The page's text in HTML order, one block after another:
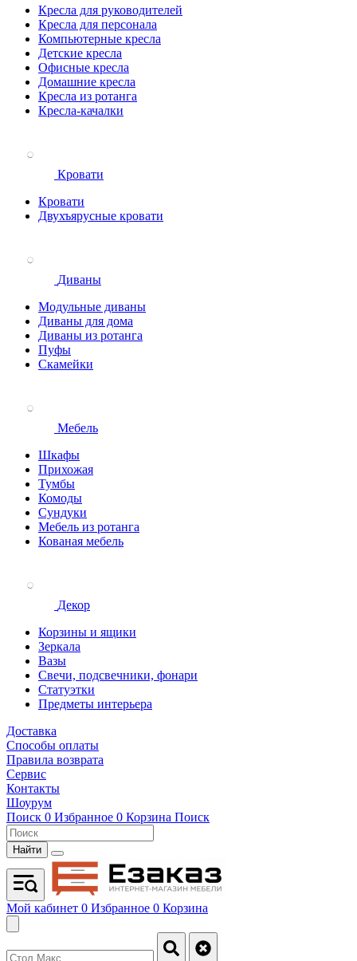
Кресла для руководителей
Кресла для персонала
Компьютерные кресла
Детские кресла
Офисные кресла
Домашние кресла
Кресла из ротанга
Кресла-качалки
Кровати
Кровати
Двухъярусные кровати
Диваны
Модульные диваны
Диваны для дома
Диваны из ротанга
Пуфы
Скамейки
Мебель
Шкафы
Прихожая
Тумбы
Комоды
Сундуки
Мебель из ротанга
Кованая мебель
Декор
Корзины и ящики
Зеркала
Вазы
Свечи, подсвечники, фонари
Статуэтки
Предметы интерьера
Доставка
Способы оплаты
Правила возврата
Сервис
Контакты
Шоурум
Поиск 0 Избранное 0 Корзина Поиск
Найти
Мой кабинет 0 Избранное 0 Корзина